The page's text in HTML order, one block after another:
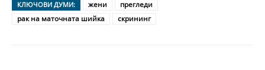
КЛЮЧОВИ ДУМИ: жени
прегледи
рак на маточната шийка
скрининг